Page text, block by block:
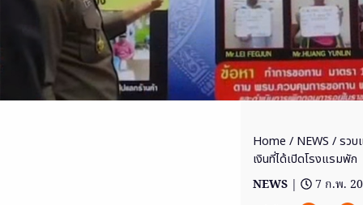
Home / NEWS / รวบ
เงินที่ได้เปิดโรงแรมพัก
NEWS |
7 ก.พ.